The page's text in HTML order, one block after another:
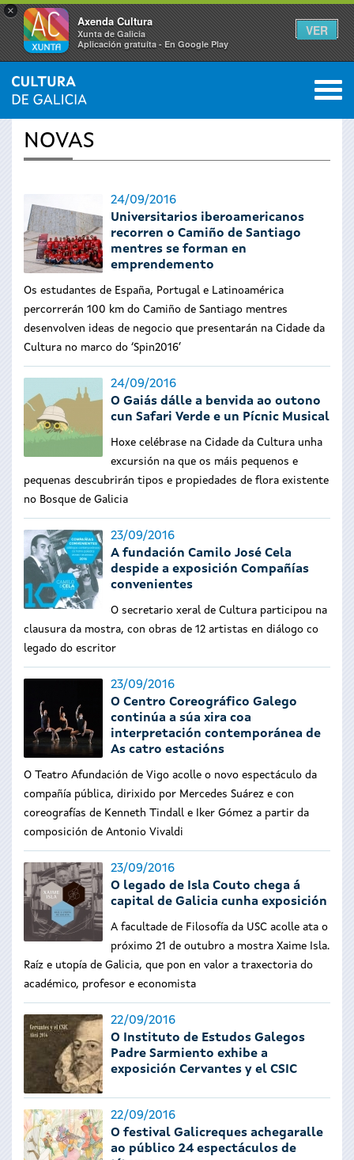
×
Axenda Cultura
Xunta de Galicia
Aplicación gratuíta - En Google Play
VER
Vostede
está
INICIO › ACTUALIDADE 0
NOVAS
24/09/2016
Universitarios iberoamericanos
recorren o Camiño de Santiago
mentres se forman en
emprendemento
Os estudantes de España, Portugal e Latinoamérica
percorrerán 100 km do Camiño de Santiago mentres
desenvolven ideas de negocio que presentarán na Cidade da
Cultura no marco do ‘Spin2016’
24/09/2016
O Gaiás dálle a benvida ao outono
cun Safari Verde e un Pícnic Musical
Hoxe celébrase na Cidade da Cultura unha
excursión na que os máis pequenos e
pequenas descubrirán tipos e propiedades de flora existente
no Bosque de Galicia
23/09/2016
A fundación Camilo José Cela
despide a exposición Compañías
convenientes
O secretario xeral de Cultura participou na
clausura da mostra, con obras de 12 artistas en diálogo co
legado do escritor
23/09/2016
O Centro Coreográfico Galego
continúa a súa xira coa
interpretación contemporánea de
As catro estacións
O Teatro Afundación de Vigo acolle o novo espectáculo da
compañía pública, dirixido por Mercedes Suárez e con
coreografías de Kenneth Tindall e Iker Gómez a partir da
composición de Antonio Vivaldi
23/09/2016
O legado de Isla Couto chega á
capital de Galicia cunha exposición
A facultade de Filosofía da USC acolle ata o
próximo 21 de outubro a mostra Xaime Isla.
Raíz e utopía de Galicia, que pon en valor a traxectoria do
académico, profesor e economista
22/09/2016
O Instituto de Estudos Galegos
Padre Sarmiento exhibe a
exposición Cervantes y el CSIC
22/09/2016
O festival Galicreques achegaralle
ao público 24 espectáculos de